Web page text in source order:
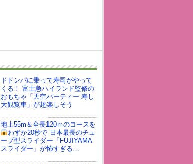
ドドンパに乗って寿司がやって
くる！ 富士急ハイランド監修の
おもちゃ「天空パーティー 寿し
大観覧車」が超楽しそう
地上55m＆全長120ｍのコースを
わずか20秒で 日本最長のチュ
ーブ型スライダー「FUJIYAMA
スライダー」が怖すぎる…